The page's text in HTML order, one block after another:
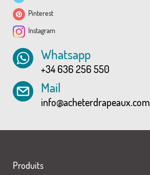
Pinterest
Instagram
Whatsapp
+34 636 256 550
Mail
info@acheterdrapeaux.com
Produits